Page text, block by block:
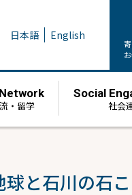
日本語 English
・留学
Social
社会
と石川の石